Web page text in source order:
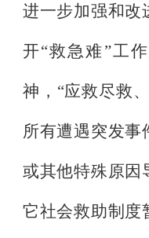
进一步加强和改
开“救急难”工
神， “应救尽救
所有遭遇突发事
或其他特殊原因
它社会救助制度